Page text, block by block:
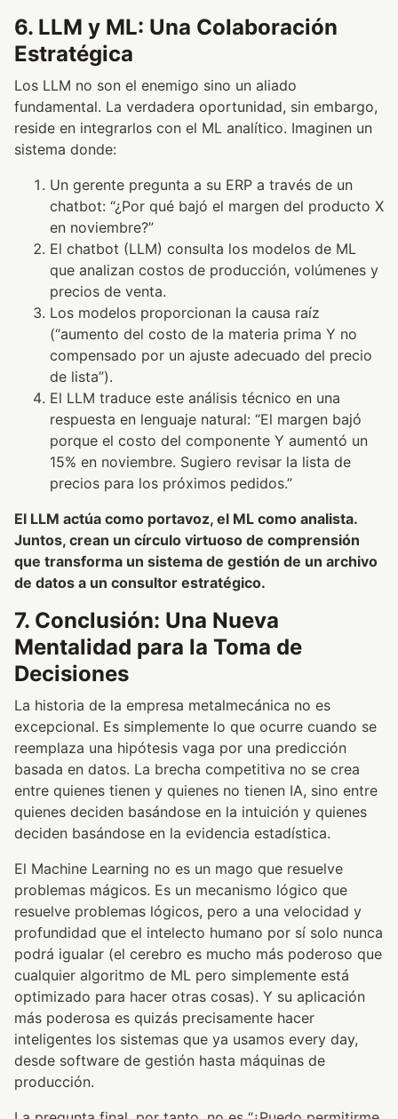
6. LLM y ML: Una Colaboración
Estratégica
Los LLM no son el enemigo sino un aliado
fundamental. La verdadera oportunidad, sin embargo,
reside en integrarlos con el ML analítico. Imaginen un
sistema donde:
Un gerente pregunta a su ERP a través de un
chatbot: “¿Por qué bajó el margen del producto X
en noviembre?”
El chatbot (LLM) consulta los modelos de ML
que analizan costos de producción, volúmenes y
precios de venta.
Los modelos proporcionan la causa raíz
(“aumento del costo de la materia prima Y no
compensado por un ajuste adecuado del precio
de lista”).
El LLM traduce este análisis técnico en una
respuesta en lenguaje natural: “El margen bajó
porque el costo del componente Y aumentó un
15% en noviembre. Sugiero revisar la lista de
precios para los próximos pedidos.”
El LLM actúa como portavoz, el ML como analista.
Juntos, crean un círculo virtuoso de comprensión
que transforma un sistema de gestión de un archivo
de datos a un consultor estratégico.
7. Conclusión: Una Nueva
Mentalidad para la Toma de
Decisiones
La historia de la empresa metalmecánica no es
excepcional. Es simplemente lo que ocurre cuando se
reemplaza una hipótesis vaga por una predicción
basada en datos. La brecha competitiva no se crea
entre quienes tienen y quienes no tienen IA, sino entre
quienes deciden basándose en la intuición y quienes
deciden basándose en la evidencia estadística.
El Machine Learning no es un mago que resuelve
problemas mágicos. Es un mecanismo lógico que
resuelve problemas lógicos, pero a una velocidad y
profundidad que el intelecto humano por sí solo nunca
podrá igualar (el cerebro es mucho más poderoso que
cualquier algoritmo de ML pero simplemente está
optimizado para hacer otras cosas). Y su aplicación
más poderosa es quizás precisamente hacer
inteligentes los sistemas que ya usamos every day,
desde software de gestión hasta máquinas de
producción.